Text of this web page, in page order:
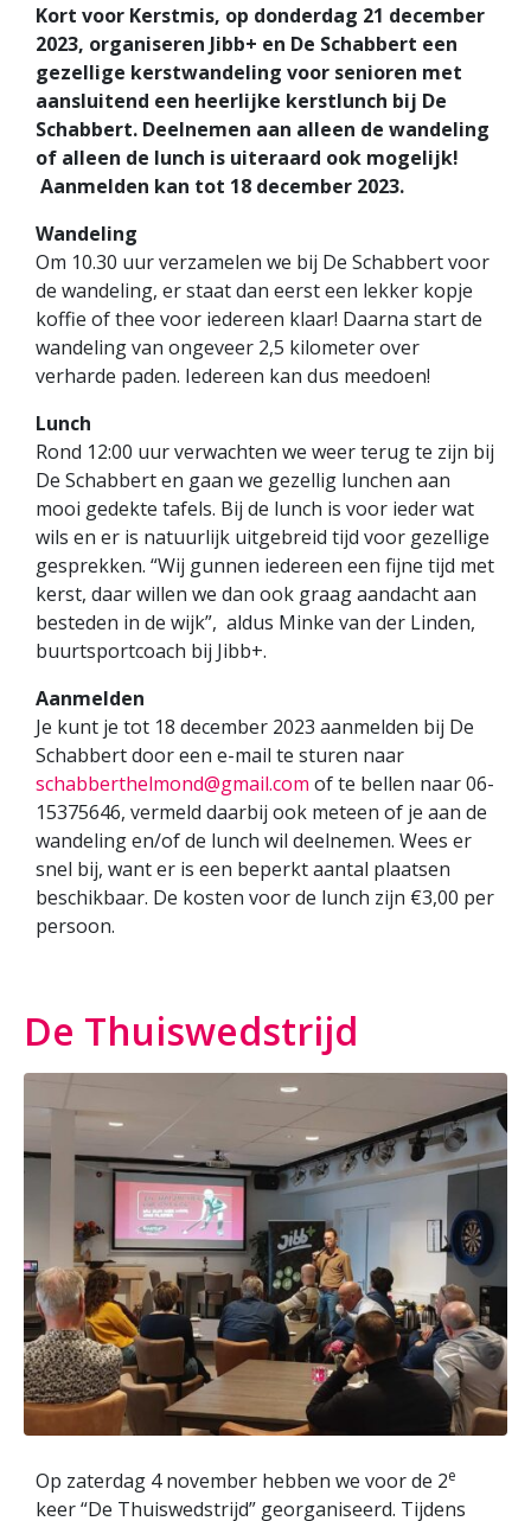
Kort voor Kerstmis, op donderdag 21 december
2023, organiseren Jibb+ en De Schabbert een
gezellige kerstwandeling voor senioren met
aansluitend een heerlijke kerstlunch bij De
Schabbert. Deelnemen aan alleen de wandeling
of alleen de lunch is uiteraard ook mogelijk!
Aanmelden kan tot 18 december 2023.
Wandeling
Om 10.30 uur verzamelen we bij De Schabbert voor
de wandeling, er staat dan eerst een lekker kopje
koffie of thee voor iedereen klaar! Daarna start de
wandeling van ongeveer 2,5 kilometer over
verharde paden. Iedereen kan dus meedoen!
Lunch
Rond 12:00 uur verwachten we weer terug te zijn bij
De Schabbert en gaan we gezellig lunchen aan
mooi gedekte tafels. Bij de lunch is voor ieder wat
wils en er is natuurlijk uitgebreid tijd voor gezellige
gesprekken. “Wij gunnen iedereen een fijne tijd met
kerst, daar willen we dan ook graag aandacht aan
besteden in de wijk”, aldus Minke van der Linden,
buurtsportcoach bij Jibb+.
Aanmelden
Je kunt je tot 18 december 2023 aanmelden bij De
Schabbert door een e-mail te sturen naar
schabberthelmond@gmail.com of te bellen naar 06-
15375646, vermeld daarbij ook meteen of je aan de
wandeling en/of de lunch wil deelnemen. Wees er
snel bij, want er is een beperkt aantal plaatsen
beschikbaar. De kosten voor de lunch zijn €3,00 per
persoon.
De Thuiswedstrijd
Op zaterdag 4 november hebben we voor de 2e
keer “De Thuiswedstrijd” georganiseerd. Tijdens